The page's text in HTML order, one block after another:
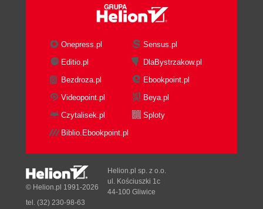
Onepress.pl
Sensus.pl
Editio.pl
DlaBystrzakow.pl
Bezdroza.pl
Ebookpoint.pl
Videopoint.pl
Beya.pl
Czytalisek.pl
Sploty
Biblio.Ebookpoint.pl
© Helion.pl 1991-2026
Helion.pl sp. z o.o.
ul. Kościuszki 1c
44-100 Gliwice
tel. (32) 230-98-63